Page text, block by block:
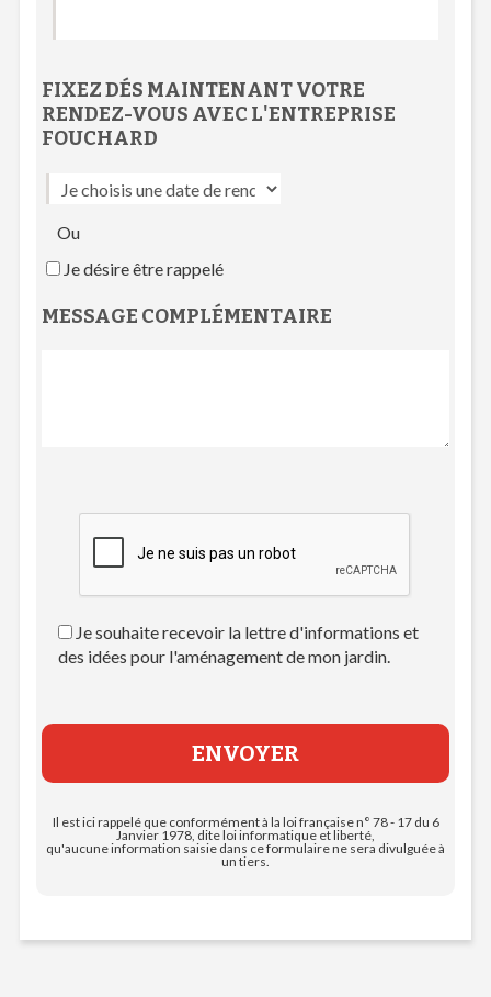
FIXEZ DÉS MAINTENANT VOTRE
RENDEZ-VOUS AVEC L'ENTREPRISE
FOUCHARD
Ou
Je désire être rappelé
MESSAGE COMPLÉMENTAIRE
Je souhaite recevoir la lettre d'informations et
des idées pour l'aménagement de mon jardin.
Il est ici rappelé que conformément à la loi française n° 78 - 17 du 6
Janvier 1978, dite loi informatique et liberté,
qu'aucune information saisie dans ce formulaire ne sera divulguée à
un tiers.